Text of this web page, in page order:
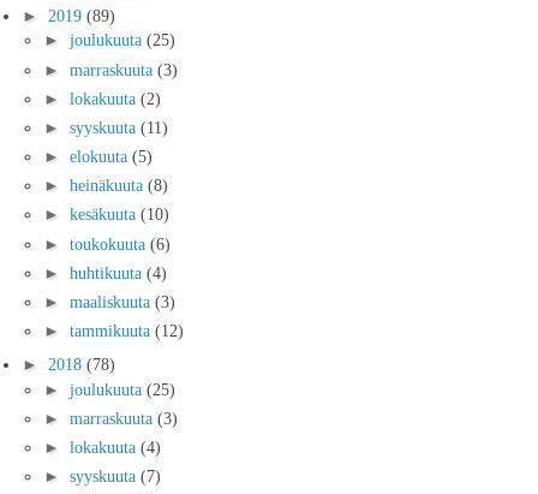
► 2019 (89)
► joulukuuta (25)
► marraskuuta (3)
► lokakuuta (2)
► syyskuuta (11)
► elokuuta (5)
► heinäkuuta (8)
► kesäkuuta (10)
► toukokuuta (6)
► huhtikuuta (4)
► maaliskuuta (3)
► tammikuuta (12)
► 2018 (78)
► joulukuuta (25)
► marraskuuta (3)
► lokakuuta (4)
► syyskuuta (7)